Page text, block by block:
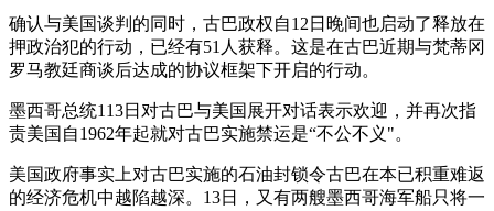
确认与美国谈判的同时，古巴政权自12日晚间也启动了释放在
押政治犯的行动，已经有51人获释。这是在古巴近期与梵蒂冈
罗马教廷商谈后达成的协议框架下开启的行动。
墨西哥总统113日对古巴与美国展开对话表示欢迎，并再次指
责美国自1962年起就对古巴实施禁运是“不公不义"。
美国政府事实上对古巴实施的石油封锁令古巴在本已积重难返
的经济危机中越陷越深。13日，又有两艘墨西哥海军船只将一